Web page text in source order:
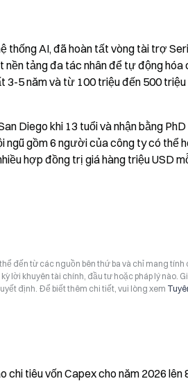
thống AI, đã hoàn tất vòng tài trợ
tảng đa tác nhân để tự động
5 năm và từ 100 triệu đến 500 triệu
Diego khi 13 tuổi và nhận bằng
gồm 6 người của công ty có thể
hợp đồng trị giá hàng triệu USD
đến từ các nguồn bên thứ ba và chỉ mang
lời khuyên tài chính, đầu tư hoặc pháp lý nào.
định. Để biết thêm chi tiết, vui lòng xem
chi tiêu vốn Capex cho năm 2026 lên